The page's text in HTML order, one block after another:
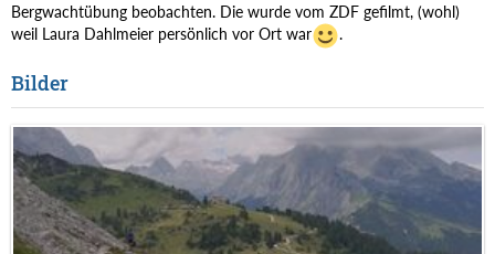
Bergwachtübung beobachten. Die wurde vom ZDF gefilmt, (wohl)
weil Laura Dahlmeier persönlich vor Ort war
.
Bilder